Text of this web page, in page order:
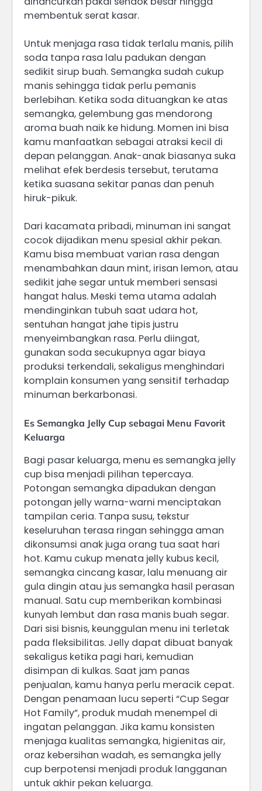
membentuk serat kasar.
Untuk menjaga rasa tidak terlalu manis, pilih
soda tanpa rasa lalu padukan dengan
sedikit sirup buah. Semangka sudah cukup
manis sehingga tidak perlu pemanis
berlebihan. Ketika soda dituangkan ke atas
semangka, gelembung gas mendorong
aroma buah naik ke hidung. Momen ini bisa
kamu manfaatkan sebagai atraksi kecil di
depan pelanggan. Anak-anak biasanya suka
melihat efek berdesis tersebut, terutama
ketika suasana sekitar panas dan penuh
hiruk-pikuk.
Dari kacamata pribadi, minuman ini sangat
cocok dijadikan menu spesial akhir pekan.
Kamu bisa membuat varian rasa dengan
menambahkan daun mint, irisan lemon, atau
sedikit jahe segar untuk memberi sensasi
hangat halus. Meski tema utama adalah
mendinginkan tubuh saat udara hot,
sentuhan hangat jahe tipis justru
menyeimbangkan rasa. Perlu diingat,
gunakan soda secukupnya agar biaya
produksi terkendali, sekaligus menghindari
komplain konsumen yang sensitif terhadap
minuman berkarbonasi.
Es Semangka Jelly Cup sebagai Menu Favorit
Keluarga
Bagi pasar keluarga, menu es semangka jelly
cup bisa menjadi pilihan tepercaya.
Potongan semangka dipadukan dengan
potongan jelly warna-warni menciptakan
tampilan ceria. Tanpa susu, tekstur
keseluruhan terasa ringan sehingga aman
dikonsumsi anak juga orang tua saat hari
hot. Kamu cukup menata jelly kubus kecil,
semangka cincang kasar, lalu menuang air
gula dingin atau jus semangka hasil perasan
manual. Satu cup memberikan kombinasi
kunyah lembut dan rasa manis buah segar.
Dari sisi bisnis, keunggulan menu ini terletak
pada fleksibilitas. Jelly dapat dibuat banyak
sekaligus ketika pagi hari, kemudian
disimpan di kulkas. Saat jam panas
penjualan, kamu hanya perlu meracik cepat.
Dengan penamaan lucu seperti “Cup Segar
Hot Family”, produk mudah menempel di
ingatan pelanggan. Jika kamu konsisten
menjaga kualitas semangka, higienitas air,
oraz kebersihan wadah, es semangka jelly
cup berpotensi menjadi produk langganan
untuk akhir pekan keluarga.